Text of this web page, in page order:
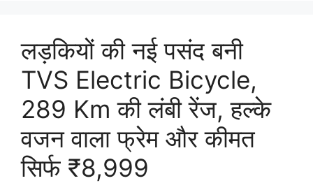
लड़कियों की नई पसंद बनी
TVS Electric Bicycle,
289 Km की लंबी रेंज, हल्के
वजन वाला फ्रेम और कीमत
सिर्फ ₹8,999